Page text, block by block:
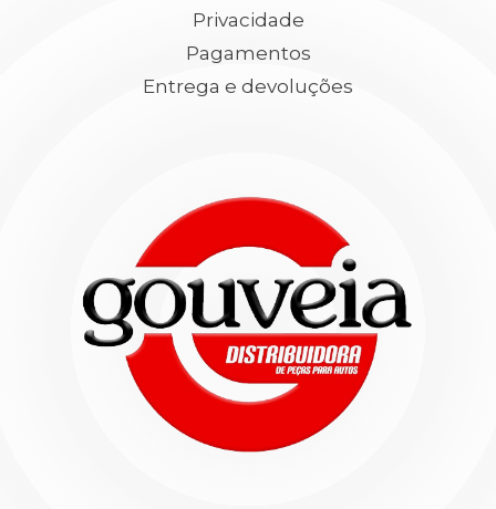
Privacidade
Pagamentos
Entrega e devoluções